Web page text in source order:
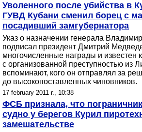
Уволенного после убийства в
ГУВД Кубани сменил борец с
посадивший замгубернатора
Указ о назначении генерала
подписал президент Дмитрий
многочисленные награды и известен
с организованной преступностью из
вспоминают, кого он отправлял за
до высокопоставленных чиновников.
17 february 2011 г., 10:38
ФСБ признала, что
судно у берегов Курил
замешательстве